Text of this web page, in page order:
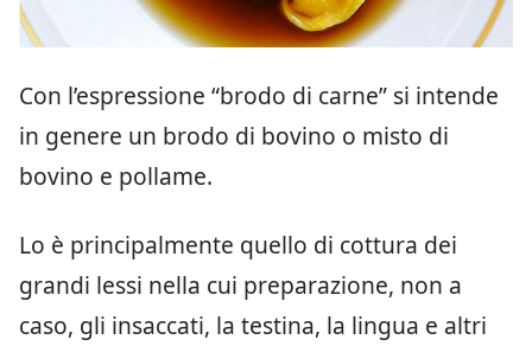
Con l’espressione “brodo di carne” si intende
in genere un brodo di bovino o misto di
bovino e pollame.
Lo è principalmente quello di cottura dei
grandi lessi nella cui preparazione, non a
caso, gli insaccati, la testina, la lingua e altri